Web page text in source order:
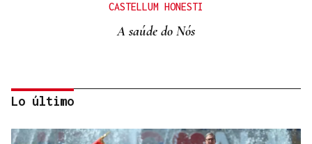
CASTELLUM HONESTI
A saúde do Nós
Lo último